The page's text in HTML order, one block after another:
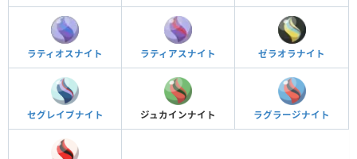
ラティオスナイト ラティアスナイト ゼラオラナイト
セグレイブナイト ジュカインナイト ラグラージナイト